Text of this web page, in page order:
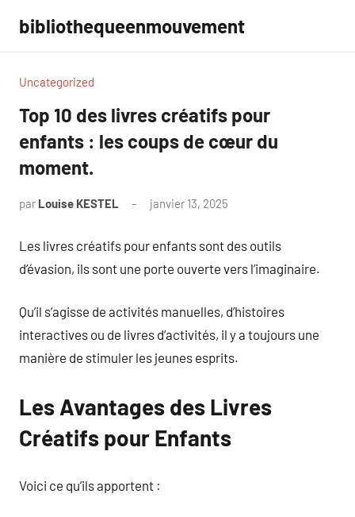
contenu
bibliothequeenmouvement
Uncategorized
Top 10 des livres créatifs pour
enfants : les coups de cœur du
moment.
par Louise KESTEL janvier 13, 2025
Les livres créatifs pour enfants sont des outils
d’évasion, ils sont une porte ouverte vers l’imaginaire.
Qu’il s’agisse de activités manuelles, d’histoires
interactives ou de livres d’activités, il y a toujours une
manière de stimuler les jeunes esprits.
Les Avantages des Livres
Créatifs pour Enfants
Voici ce qu’ils apportent :